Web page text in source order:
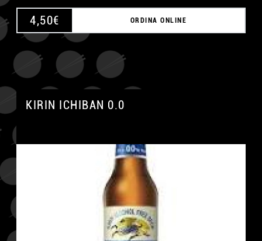
4,50€ ORDINA ONLINE
KIRIN ICHIBAN 0.0